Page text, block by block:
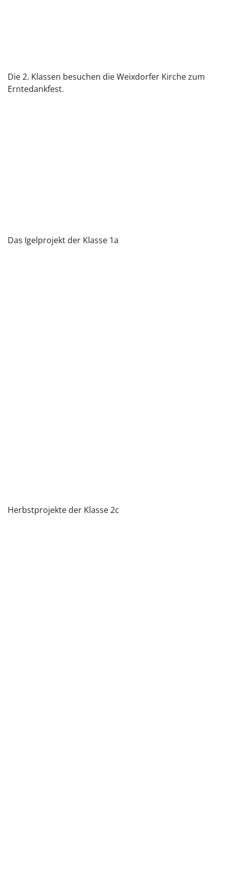
Die 2. Klassen besuchen die Weixdorfer Kirche zum
Erntedankfest.
Das Igelprojekt der Klasse 1a
Herbstprojekte der Klasse 2c